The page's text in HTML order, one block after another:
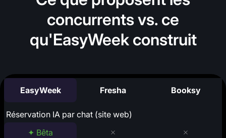
concurrents vs. ce
qu'EasyWeek construit
EasyWeek Fresha Booksy
Réservation IA par chat (site web)
✦ Bêta